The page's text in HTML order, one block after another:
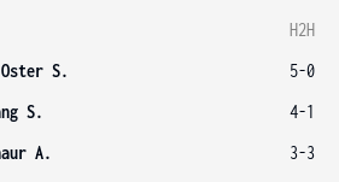
H2H
Oster S.
5-0
S.
4-1
A.
3-3